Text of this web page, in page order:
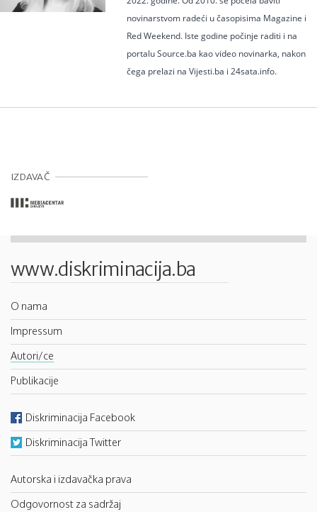
novinarstvom radeći u časopisima Magazine i
Red Weekend. Iste godine počinje raditi i na
portalu Source.ba kao video novinarka, nakon
čega prelazi na Vijesti.ba i 24sata.info.
IZDAVAČ
www.diskriminacija.ba
O nama
Impressum
Autori/ce
Publikacije
Diskriminacija Facebook
Diskriminacija Twitter
Autorska i izdavačka prava
Odgovornost za sadržaj